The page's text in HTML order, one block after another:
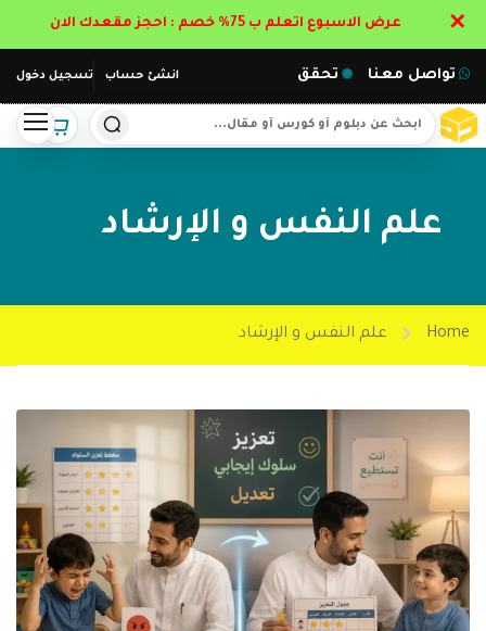
انشئ حساب تسجيل دخول تواصل معنا تحقق
علم النفس و الإرشاد
Home علم النفس و الإرشاد
عرض الاسبوع اتعلم ب 75% خصم : احجز مقعدك الان ✕